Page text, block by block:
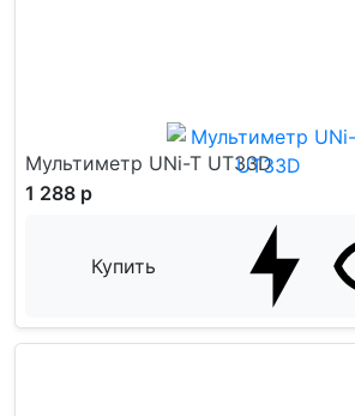
Мультиметр UNi-T UT33D
1 288 р
Купить